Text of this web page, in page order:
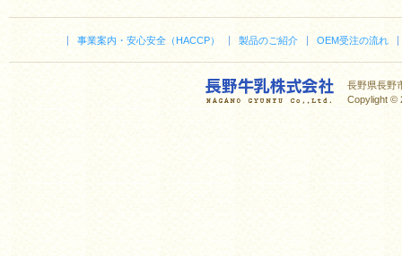
事業案内・安心安全（HACCP） 製品のご紹介 OEM受注の流れ
長野県長野
Copylight ©